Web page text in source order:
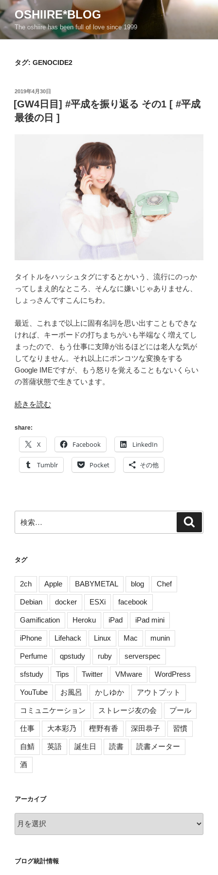
ン
テ
ン
OSHIIRE*BLOG
The oshiire has been full of love since 1999
タグ: GENOCIDE2
投
稿
日:
2019年4月30日
[GW4日目] #平成を振り返る その1 [ #平成
最後の日 ]
タイトルをハッシュタグにするとかいう、流行にのっか
ってしまえ的なところ、そんなに嫌いじゃありません、
しょっさんですこんにちわ。
最近、これまで以上に固有名詞を思い出すこともできな
ければ、キーボードの打ちまちがいも半端なく増えてし
まったので、もう仕事に支障が出るほどには老人な気が
してなりません。それ以上にポンコツな変換をする
Google IMEですが、もう怒りを覚えることもないくらい
の菩薩状態で生きています。
“[GW4
目]
平
を
返
る
そ
1
#
平
成
最
後
の
日
の
続きを読む
share:
X Facebook LinkedIn
Tumblr Pocket その他
索:
タグ
2ch Apple BABYMETAL blog Chef
Debian docker ESXi facebook
Gamification Heroku iPad iPad mini
iPhone Lifehack Linux Mac munin
Perfume qpstudy ruby serverspec
sfstudy Tips Twitter VMware WordPress
YouTube お風呂 かしゆか アウトプット
コミュニケーション ストレージ友の会 プール
仕事 大本彩乃 樫野有香 深田恭子 習慣
自鯖 英語 誕生日 読書 読書メーター
酒
アーカイブ
ア
ー
ブ
ブログ統計情報